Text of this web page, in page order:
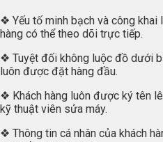
❖ Yếu tố minh bạch và công
hàng có thể theo dõi trực tiếp.
❖ Tuyệt đối không luộc đồ dưới
luôn được đặt hàng đầu.
❖ Khách hàng luôn được ký tên
kỹ thuật viên sửa máy.
❖ Thông tin cá nhân của khách